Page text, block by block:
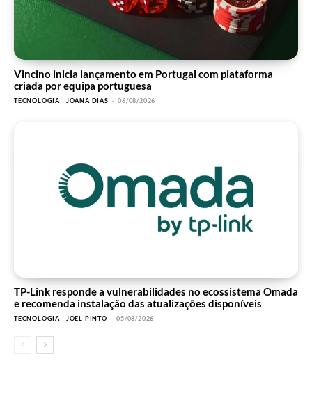
Vincino inicia lançamento em Portugal com plataforma
criada por equipa portuguesa
TECNOLOGIA JOANA DIAS - 06/08/2026
TP-Link responde a vulnerabilidades no ecossistema Omada
e recomenda instalação das atualizações disponíveis
TECNOLOGIA JOEL PINTO - 05/08/2026